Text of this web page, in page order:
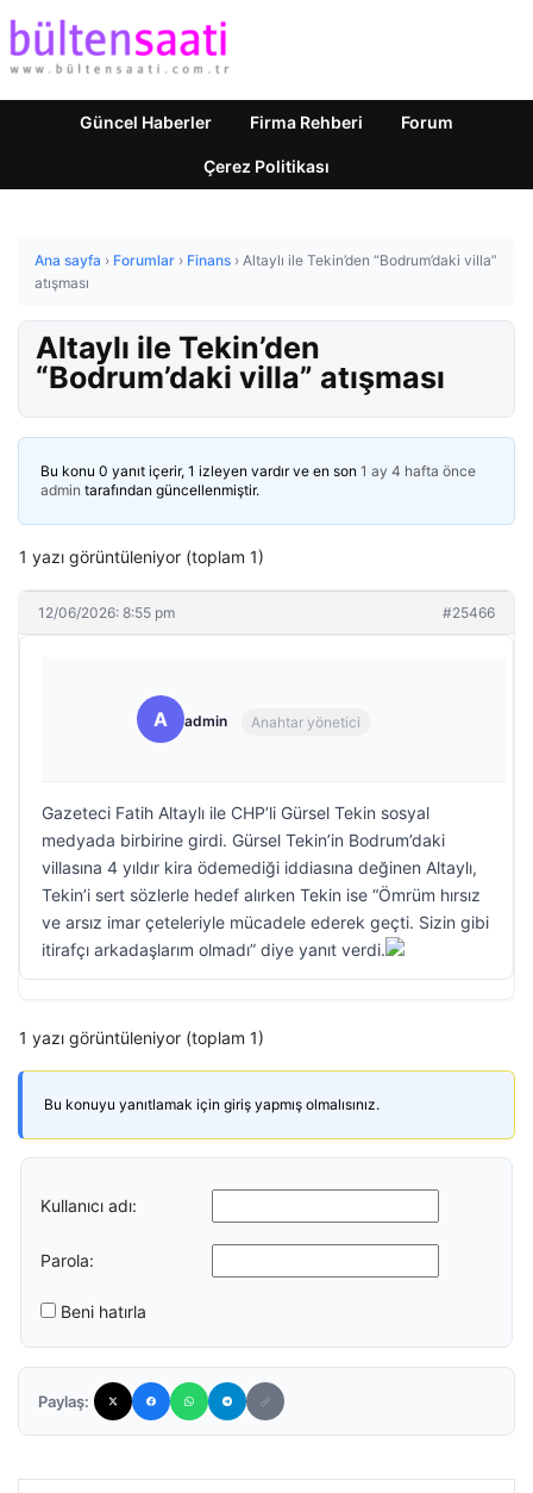
Güncel Haberler Firma Rehberi Forum
Çerez Politikası
Ana sayfa › Forumlar › Finans › Altaylı ile Tekin’den “Bodrum’daki villa”
atışması
Altaylı ile Tekin’den
“Bodrum’daki villa” atışması
Bu konu 0 yanıt içerir, 1 izleyen vardır ve en son 1 ay 4 hafta önce
admin tarafından güncellenmiştir.
1 yazı görüntüleniyor (toplam 1)
12/06/2026: 8:55 pm #25466
A admin Anahtar yönetici
Gazeteci Fatih Altaylı ile CHP’li Gürsel Tekin sosyal
medyada birbirine girdi. Gürsel Tekin’in Bodrum’daki
villasına 4 yıldır kira ödemediği iddiasına değinen Altaylı,
Tekin’i sert sözlerle hedef alırken Tekin ise “Ömrüm hırsız
ve arsız imar çeteleriyle mücadele ederek geçti. Sizin gibi
itirafçı arkadaşlarım olmadı” diye yanıt verdi.
1 yazı görüntüleniyor (toplam 1)
Bu konuyu yanıtlamak için giriş yapmış olmalısınız.
Kullanıcı adı:
Parola:
Beni hatırla
Paylaş: